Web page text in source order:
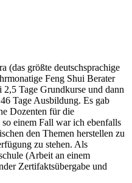
(das größte deutschsprachige
Feng Shui Berater
Tage Grundkurse und dann
Tage Ausbildung. Es gab
Dozenten für die
einem Fall war ich ebenfalls
den Themen herstellen zu
zu stehen. Als
(Arbeit an einem
Zertifaktsübergabe und